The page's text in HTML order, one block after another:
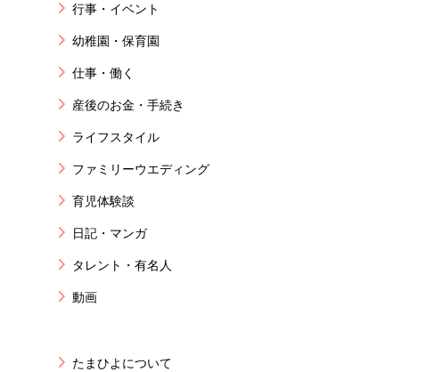
行事・イベント
幼稚園・保育園
仕事・働く
産後のお金・手続き
ライフスタイル
ファミリーウエディング
育児体験談
日記・マンガ
タレント・有名人
動画
たまひよについて